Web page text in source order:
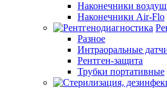
Наконечники
Наконечники Air-Flo
Разное
Интраоральные
Рентген-защита
Трубки портативные